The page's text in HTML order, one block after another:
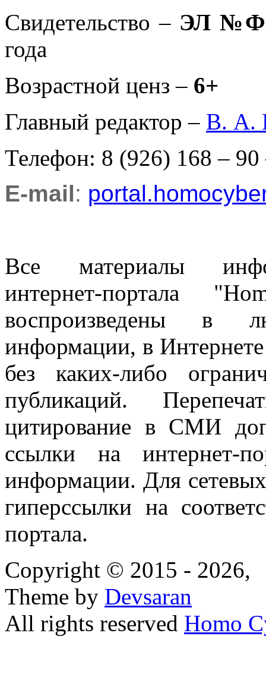
Свидетельство – ЭЛ
года
Возрастной ценз – 6+
Главный редактор – В. А.
Телефон: 8 (926) 168 – 90
E-mail:
Все материалы
интернет-портала
воспроизведены в
информации, в
без каких-либо
публикаций.
цитирование в СМИ
ссылки на интернет-
информации. Для
гиперссылки на
портала.
Copyright © 2015 - 2026,
Theme by Devsaran
All rights reserved Homo